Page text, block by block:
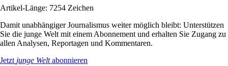
Artikel-Länge: 7254 Zeichen
Damit unabhängiger Journalismus weiter möglich bleibt: Unterstützen
Sie die junge Welt mit einem Abonnement und erhalten Sie Zugang zu
allen Analysen, Reportagen und Kommentaren.
Jetzt junge Weltabonnieren